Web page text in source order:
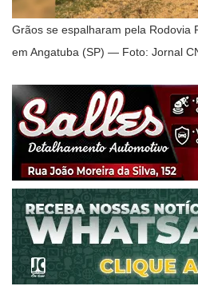
Grãos se espalharam pela Rodovia
em Angatuba (SP) — Foto: Jornal